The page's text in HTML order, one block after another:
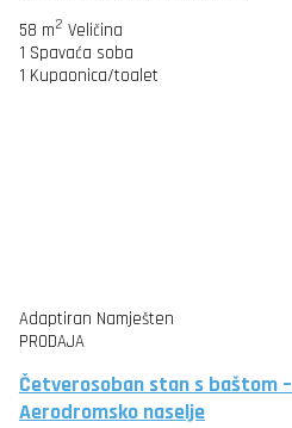
58 m2 Veličina
1 Spavaća soba
1 Kupaonica/toalet
Adaptiran Namješten
PRODAJA
Četverosoban stan s baštom
Aerodromsko naselje